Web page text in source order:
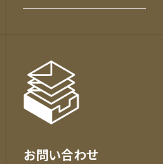
お問い合わせ